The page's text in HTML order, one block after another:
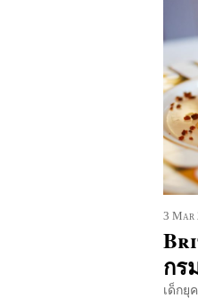
3 Mar
กร
เด็กยุ